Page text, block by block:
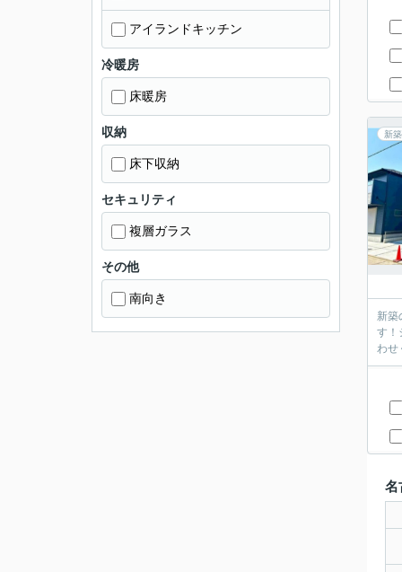
新
新築
す！
わせ
名
アイランドキッチン
冷暖房
床暖房
収納
床下収納
セキュリティ
複層ガラス
その他
南向き